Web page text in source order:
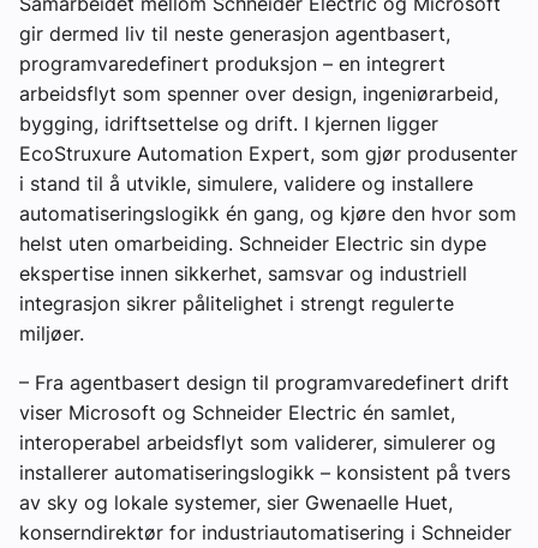
gir dermed liv til neste generasjon agentbasert,
programvaredefinert produksjon – en integrert
arbeidsflyt som spenner over design, ingeniørarbeid,
bygging, idriftsettelse og drift. I kjernen ligger
EcoStruxure Automation Expert, som gjør produsenter
i stand til å utvikle, simulere, validere og installere
automatiseringslogikk én gang, og kjøre den hvor som
helst uten omarbeiding. Schneider Electric sin dype
ekspertise innen sikkerhet, samsvar og industriell
integrasjon sikrer pålitelighet i strengt regulerte
miljøer.
– Fra agentbasert design til programvaredefinert drift
viser Microsoft og Schneider Electric én samlet,
interoperabel arbeidsflyt som validerer, simulerer og
installerer automatiseringslogikk – konsistent på tvers
av sky og lokale systemer, sier Gwenaelle Huet,
konserndirektør for industriautomatisering i Schneider